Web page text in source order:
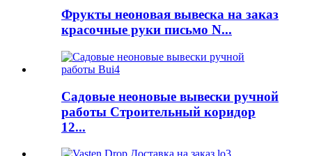
Фрукты неоновая вывеска на заказ
красочные руки письмо N...
Садовые неоновые вывески ручной
работы Строительный коридор
12...